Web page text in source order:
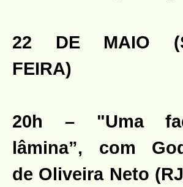
22 DE MAIO
FEIRA)
20h – "Uma
lâmina”, com
de Oliveira Neto